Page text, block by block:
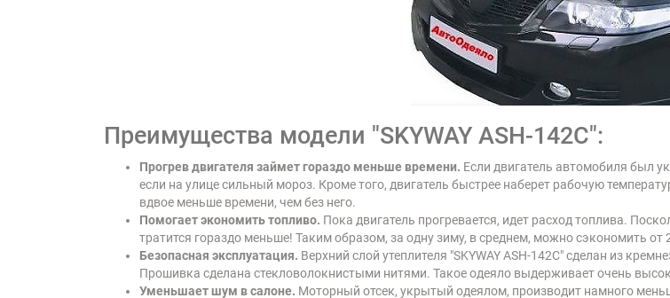
Преимущества модели "SKYWAY ASH-142C":
Прогрев двигателя займет гораздо меньше времени. Если двигатель автомобиля был
если на улице сильный мороз. Кроме того, двигатель быстрее наберет рабочую
вдвое меньше времени, чем без него.
Помогает экономить топливо. Пока двигатель прогревается, идет расход топлива.
тратится гораздо меньше! Таким образом, за одну зиму, в среднем, можно сэкономить от
Безопасная эксплуатация. Верхний слой утеплителя "SKYWAY ASH-142C"сделан из
Прошивка сделана стекловолокнистыми нитями. Такое одеяло выдерживает очень
Уменьшает шум в салоне. Моторный отсек, укрытый одеялом, производит намного